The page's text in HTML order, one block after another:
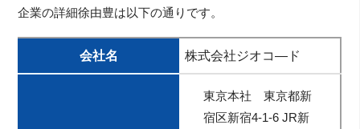
企業の詳細徐由豊は以下の通りです。
会社名 株式会社ジオコ―ド
東京本社 東京都新
宿区新宿4-1-6 JR新